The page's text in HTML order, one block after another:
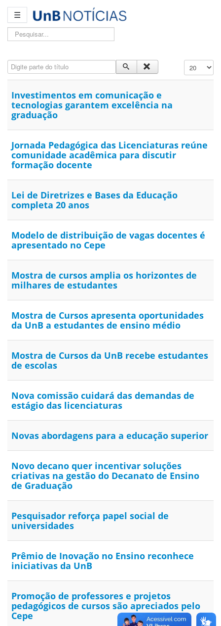
☰
Pesquisar...
Digite parte do título Exibir #
Investimentos em comunicação e
tecnologias garantem excelência na
graduação
Jornada Pedagógica das Licenciaturas reúne
comunidade acadêmica para discutir
formação docente
Lei de Diretrizes e Bases da Educação
completa 20 anos
Modelo de distribuição de vagas docentes é
apresentado no Cepe
Mostra de cursos amplia os horizontes de
milhares de estudantes
Mostra de Cursos apresenta oportunidades
da UnB a estudantes de ensino médio
Mostra de Cursos da UnB recebe estudantes
de escolas
Nova comissão cuidará das demandas de
estágio das licenciaturas
Novas abordagens para a educação superior
Novo decano quer incentivar soluções
criativas na gestão do Decanato de Ensino
de Graduação
Pesquisador reforça papel social de
universidades
Prêmio de Inovação no Ensino reconhece
iniciativas da UnB
Promoção de professores e projetos
pedagógicos de cursos são apreciados pelo
Cepe